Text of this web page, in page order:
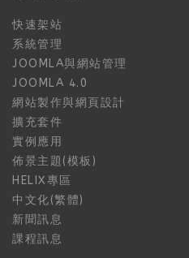
快速架站
系統管理
JOOMLA與網站管理
JOOMLA 4.0
網站製作與網頁設計
擴充套件
實例應用
佈景主題(模板)
HELIX專區
中文化(繁體)
新聞訊息
課程訊息